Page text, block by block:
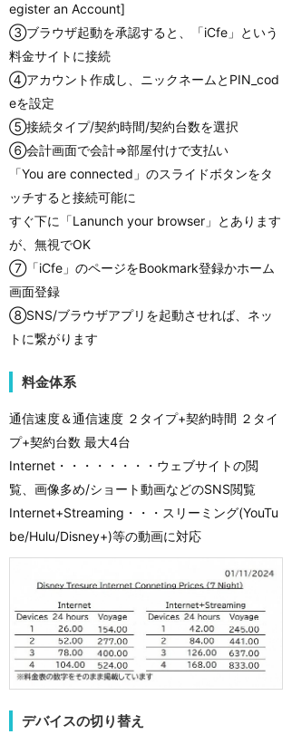
egister an Account]
③ブラウザ起動を承認すると、「iCfe」という
料金サイトに接続
④アカウント作成し、ニックネームとPIN_cod
eを設定
⑤接続タイプ/契約時間/契約台数を選択
⑥会計画面で会計⇒部屋付けで支払い
「You are connected」のスライドボタンをタ
ッチすると接続可能に
すぐ下に「Lanunch your browser」とあります
が、無視でOK
⑦「iCfe」のページをBookmark登録かホーム
画面登録
⑧SNS/ブラウザアプリを起動させれば、ネッ
トに繋がります
料金体系
通信速度＆通信速度 ２タイプ+契約時間 ２タイ
プ+契約台数 最大4台
Internet・・・・・・・・ウェブサイトの閲
覧、画像多め/ショート動画などのSNS閲覧
Internet+Streaming・・・スリーミング(YouTu
be/Hulu/Disney+)等の動画に対応
デバイスの切り替え